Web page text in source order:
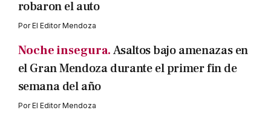
robaron el auto
PorEl Editor Mendoza
Noche insegura.Asaltos bajo amenazas en
el Gran Mendoza durante el primer fin de
semana del año
PorEl Editor Mendoza